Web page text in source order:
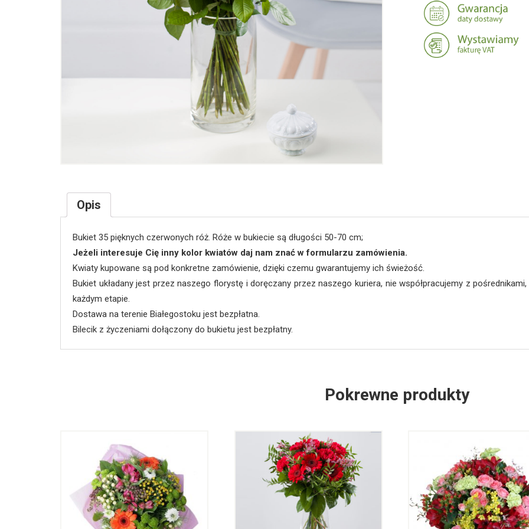
Opis
Bukiet 35 pięknych czerwonych róż. Róże w bukiecie są długości 50-70 cm;
Jeżeli interesuje Cię inny kolor kwiatów daj nam znać w formularzu zamówienia.
Kwiaty kupowane są pod konkretne zamówienie, dzięki czemu gwarantujemy ich świeżość.
Bukiet układany jest przez naszego florystę i doręczany przez naszego kuriera, nie współpracujemy z
każdym etapie.
Dostawa na terenie Białegostoku jest bezpłatna.
Bilecik z życzeniami dołączony do bukietu jest bezpłatny.
Pokrewne produkty